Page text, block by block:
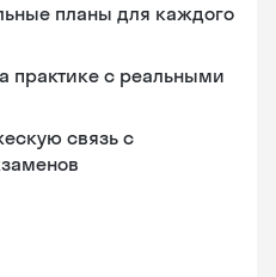
планы для каждого
практике с реальными
связь с